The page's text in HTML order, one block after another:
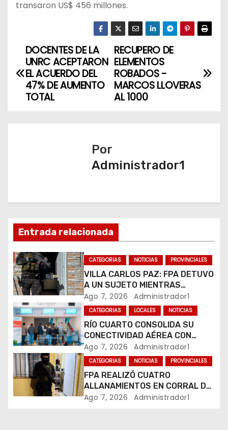
transaron US$ 456 millones.
N
a
e
i
ó
n
d
e
e
n
t
r
a
RECUPERO DE
ELEMENTOS
ROBADOS -
MARCOS LLOVERAS
AL 1000
DOCENTES DE LA
UNRC ACEPTARON
EL ACUERDO DEL
47% DE AUMENTO
TOTAL
Por
Administrador1
Entrada relacionada
CATEGORIAS NOTICIAS PROVINCIALES
VILLA CARLOS PAZ: FPA DETUVO
A UN SUJETO MIENTRAS
COMERCIALIZABA COCAÍNA Y
MARIHUANA EN UNA PLAZA
Ago 7, 2026 Administrador1
CATEGORIAS LOCALES NOTICIAS
RÍO CUARTO CONSOLIDA SU
CONECTIVIDAD AÉREA CON
CUATRO VUELOS SEMANALES A
BUENOS AIRES
Ago 7, 2026 Administrador1
CATEGORIAS NOTICIAS PROVINCIALES
FPA REALIZÓ CUATRO
ALLANAMIENTOS EN CORRAL DE
BUSTOS-IFFLINGER
Ago 7, 2026 Administrador1